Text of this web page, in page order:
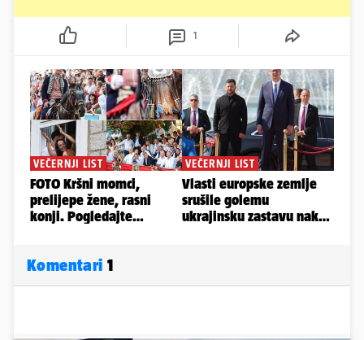
1
Komentari 1